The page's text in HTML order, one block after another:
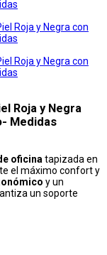
Roja y Negra
Medidas
oficina tapizada en
el máximo confort y
y un
un soporte